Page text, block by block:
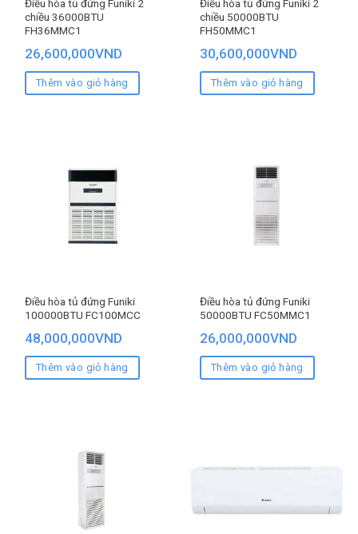
Điều hòa tủ đứng Funiki 2
chiều 36000BTU
FH36MMC1
26,600,000VND
Thêm vào giỏ hàng
Điều hòa tủ đứng Funiki 2
chiều 50000BTU
FH50MMC1
30,600,000VND
Thêm vào giỏ hàng
Điều hòa tủ đứng Funiki
100000BTU FC100MCC
48,000,000VND
Thêm vào giỏ hàng
Điều hòa tủ đứng Funiki
50000BTU FC50MMC1
26,000,000VND
Thêm vào giỏ hàng